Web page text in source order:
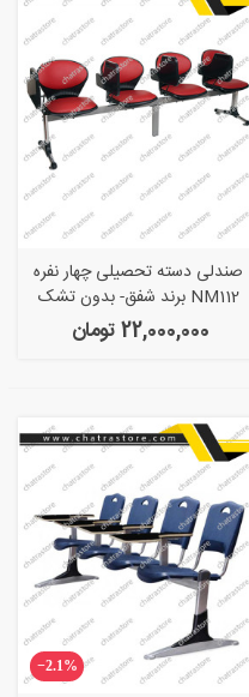
صندلی دسته تحصیلی چهار نفره
NM112 برند شفق- بدون تشک
22,000,000 تومان
‎−2.1%